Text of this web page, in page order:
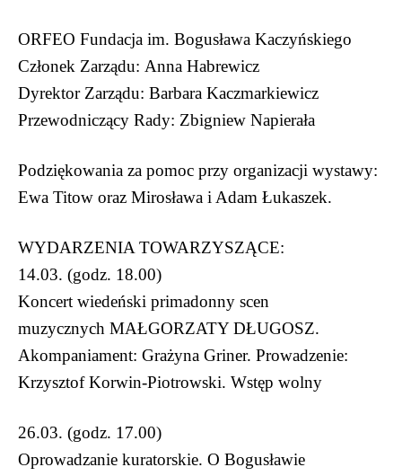
ORFEO Fundacja im. Bogusława Kaczyńskiego
Członek Zarządu: Anna Habrewicz
Dyrektor Zarządu: Barbara Kaczmarkiewicz
Przewodniczący Rady: Zbigniew Napierała
Podziękowania za pomoc przy organizacji wystawy:
Ewa Titow oraz Mirosława i Adam Łukaszek.
WYDARZENIA TOWARZYSZĄCE:
14.03. (godz. 18.00)
Koncert wiedeński primadonny scen
muzycznych MAŁGORZATY DŁUGOSZ.
Akompaniament: Grażyna Griner. Prowadzenie:
Krzysztof Korwin-Piotrowski. Wstęp wolny
26.03. (godz. 17.00)
Oprowadzanie kuratorskie. O Bogusławie